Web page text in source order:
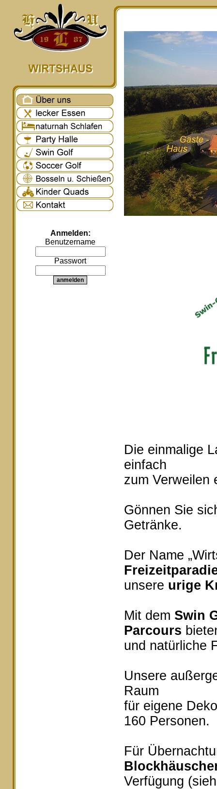
Anmelden:
Benutzername
Passwort
Die einmalige
einfach
zum Verweilen
Gönnen Sie
Getränke.
Der Name
unsere urige
Mit dem Swin
Parcours
und natürliche
Unsere
Raum
für eigene
160 Personen.
Für
Verfügung